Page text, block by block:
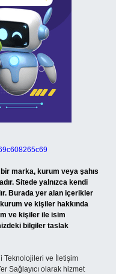
marka, kurum veya şahıs
Sitede yalnızca kendi
Burada yer alan içerikler
ve kişiler hakkında
ve kişiler ile isim
bilgiler taslak
Teknolojileri ve İletişim
Sağlayıcı olarak hizmet